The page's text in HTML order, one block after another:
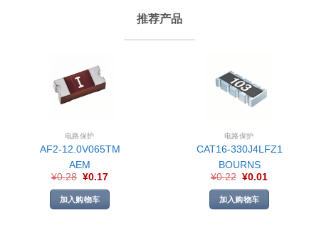
推荐产品
电路保护
AF2-12.0V065TM
AEM
¥0.28 ¥0.17
加入购物车
电路保护
CAT16-330J4LFZ1
BOURNS
¥0.22 ¥0.01
加入购物车